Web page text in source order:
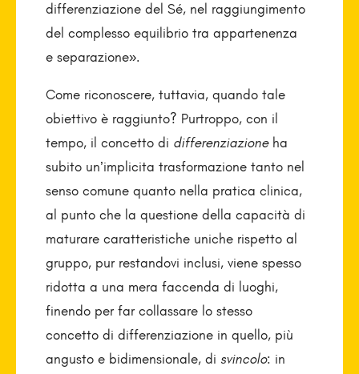
differenziazione del Sé, nel raggiungimento
del complesso equilibrio tra appartenenza
e separazione».
Come riconoscere, tuttavia, quando tale
obiettivo è raggiunto? Purtroppo, con il
tempo, il concetto di differenziazioneha
subito un’implicita trasformazione tanto nel
senso comune quanto nella pratica clinica,
al punto che la questione della capacità di
maturare caratteristiche uniche rispetto al
gruppo, pur restandovi inclusi, viene spesso
ridotta a una mera faccenda di luoghi,
finendo per far collassare lo stesso
concetto di differenziazione in quello, più
angusto e bidimensionale, di svincolo: in